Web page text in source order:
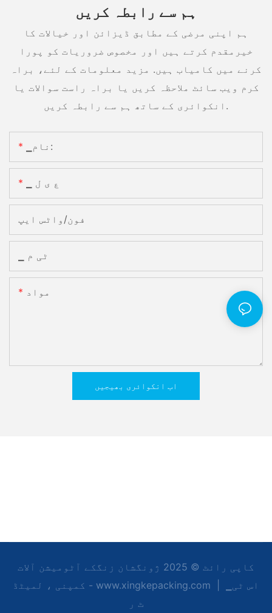
ہم سے رابطہ کریں
ہم اپنی مرضی کے مطابق ڈیزائن اور خیالات کا
خیرمقدم کرتے ہیں اور مخصوص ضروریات کو پورا
کرنے میں کامیاب ہیں. مزید معلومات کے لئے، براہ
کرم ویب سائٹ ملاحظہ کریں یا براہ راست سوالات یا
انکوائری کے ساتھ ہم سے رابطہ کریں.
▁نام:
▁ ع ی ل
فون/واٹس ایپ
▁ ٹی م
مواد
اب انکوائری بھیجیں
کاپی رائٹ © 2025 ژونگشان زنگکے آٹومیشن آلات
کمپنی ، لمیٹڈ - www.xingkepacking.com
ٹ ر